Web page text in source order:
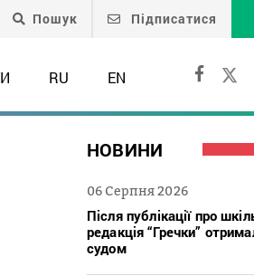
Пошук Підписатися
RU EN
НОВИНИ
06 Серпня 2026
Після публікації про
редакція “Гречки”
судом